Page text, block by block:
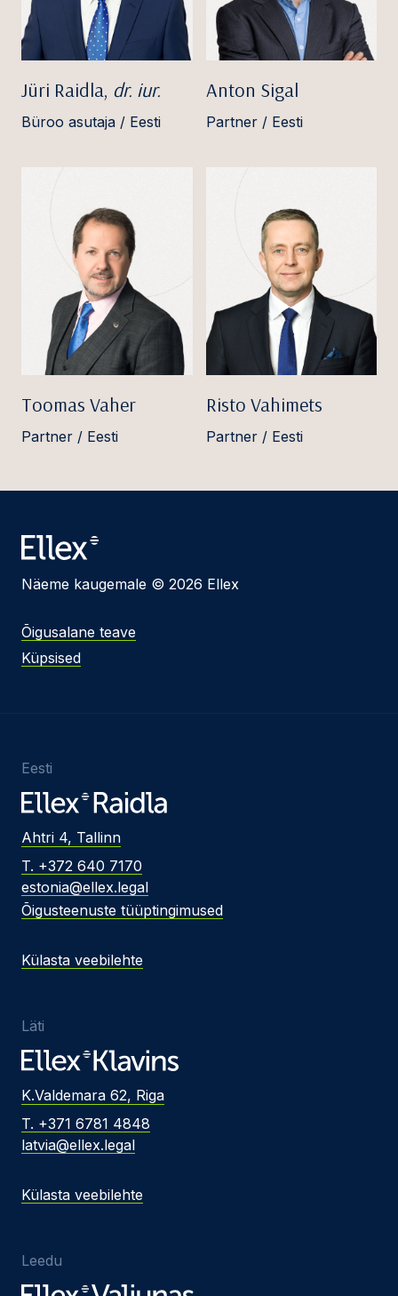
Jüri Raidla, dr. iur.
Büroo asutaja / Eesti
Anton Sigal
Partner / Eesti
Toomas Vaher
Partner / Eesti
Risto Vahimets
Partner / Eesti
Näeme kaugemale © 2026 Ellex
Õigusalane teave
Küpsised
Eesti
Ahtri 4, Tallinn
T. +372 640 7170
estonia@ellex.legal
Õigusteenuste tüüptingimused
Külasta veebilehte
Läti
K.Valdemara 62, Riga
T. +371 6781 4848
latvia@ellex.legal
Külasta veebilehte
Leedu